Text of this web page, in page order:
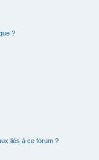
?
liés à ce forum ?